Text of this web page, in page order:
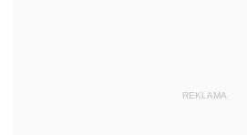
REKLAMA